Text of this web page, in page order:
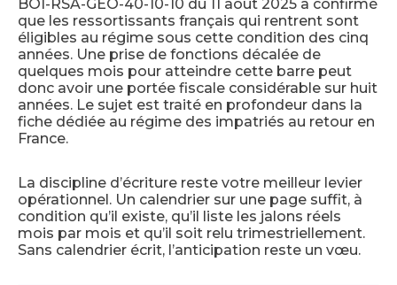
BOI-RSA-GEO-40-10-10 du 11 août 2025 a confirmé
que les ressortissants français qui rentrent sont
éligibles au régime sous cette condition des cinq
années. Une prise de fonctions décalée de
quelques mois pour atteindre cette barre peut
donc avoir une portée fiscale considérable sur huit
années. Le sujet est traité en profondeur dans la
fiche dédiée au régime des impatriés au retour en
France.
La discipline d’écriture reste votre meilleur levier
opérationnel. Un calendrier sur une page suffit, à
condition qu’il existe, qu’il liste les jalons réels
mois par mois et qu’il soit relu trimestriellement.
Sans calendrier écrit, l’anticipation reste un vœu.